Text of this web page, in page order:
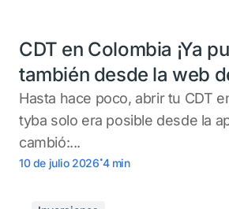
CDT en Colombia ¡Ya
también desde la web
Hasta hace poco, abrir tu CDT
tyba solo era posible desde la
cambió:...
10 de julio 2026.4 min